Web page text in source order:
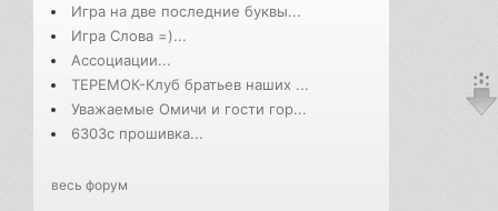
Игра на две последние буквы...
Игра Слова =)...
Ассоциации...
ТЕРЕМОК-Клуб братьев наших ...
Уважаемые Омичи и гости гор...
6303с прошивка...
весь форум